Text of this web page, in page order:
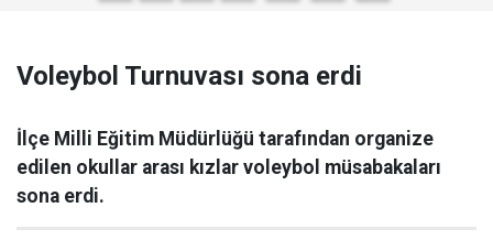
Voleybol Turnuvası sona erdi
İlçe Milli Eğitim Müdürlüğü tarafından organize
edilen okullar arası kızlar voleybol müsabakaları
sona erdi.